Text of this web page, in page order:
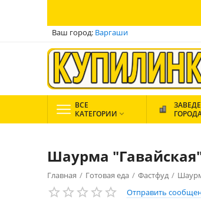
Ваш город: Варгаши
ВСЕ
КАТЕГОРИИ 
Шаурма
Главная / Готовая еда / Фастфуд /
Отправить